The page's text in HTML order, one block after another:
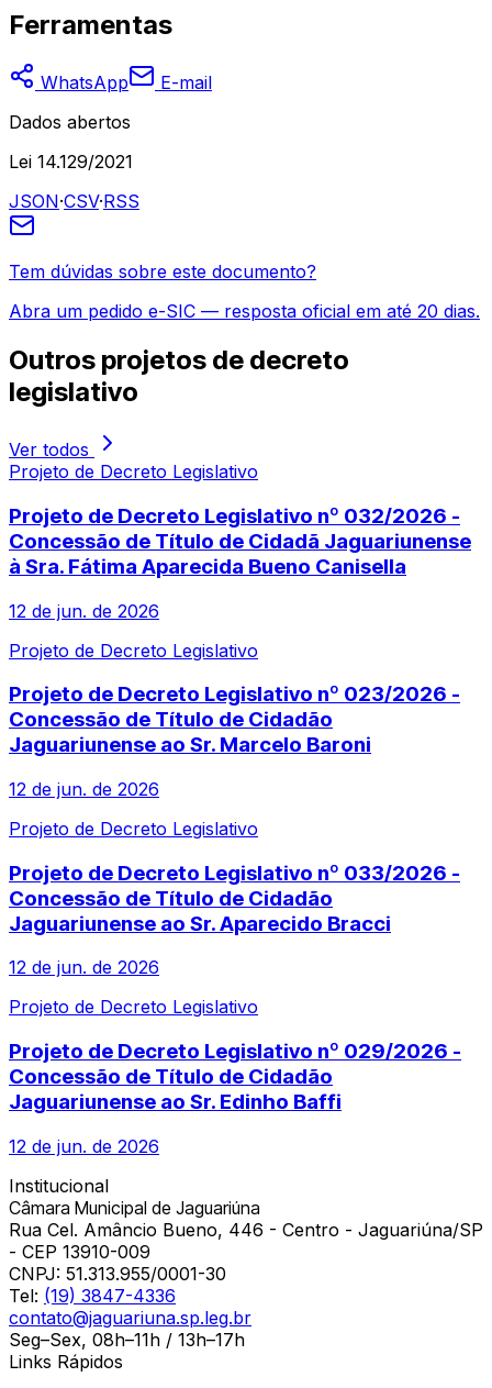
Ferramentas
WhatsApp
E-mail
Dados abertos
Lei 14.129/2021
JSON·CSV·RSS
Tem dúvidas sobre este documento?
Abra um pedido e-SIC — resposta oficial em até 20 dias.
Outros projetos de decreto
legislativo
Ver todos
Projeto de Decreto Legislativo
Projeto de Decreto Legislativo nº 032/2026 -
Concessão de Título de Cidadã Jaguariunense
à Sra. Fátima Aparecida Bueno Canisella
12 de jun. de 2026
Projeto de Decreto Legislativo
Projeto de Decreto Legislativo nº 023/2026 -
Concessão de Título de Cidadão
Jaguariunense ao Sr. Marcelo Baroni
12 de jun. de 2026
Projeto de Decreto Legislativo
Projeto de Decreto Legislativo nº 033/2026 -
Concessão de Título de Cidadão
Jaguariunense ao Sr. Aparecido Bracci
12 de jun. de 2026
Projeto de Decreto Legislativo
Projeto de Decreto Legislativo nº 029/2026 -
Concessão de Título de Cidadão
Jaguariunense ao Sr. Edinho Baffi
12 de jun. de 2026
Institucional
Câmara Municipal de Jaguariúna
Rua Cel. Amâncio Bueno, 446 - Centro - Jaguariúna/SP
- CEP 13910-009
CNPJ: 51.313.955/0001-30
Tel: (19) 3847-4336
contato@jaguariuna.sp.leg.br
Seg–Sex, 08h–11h / 13h–17h
Links Rápidos